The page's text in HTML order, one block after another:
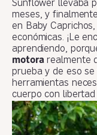
Sunflower llevaba
meses, y
en Baby
económicas. ¡Le
aprendiendo,
motorarealmente
prueba y de eso
herramientas
cuerpo con